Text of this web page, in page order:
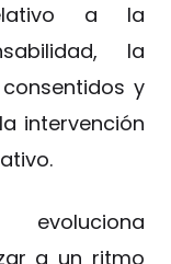
a la
la
y
intervención
a un ritmo